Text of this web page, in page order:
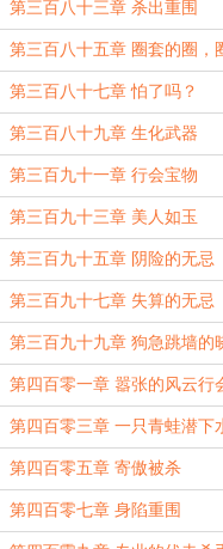
第三百八十三章 杀出重围
第三百八十五章 圈套的圈，
套
第三百八十七章 怕了吗？
第三百八十九章 生化武器
第三百九十一章 行会宝物
第三百九十三章 美人如玉
第三百九十五章 阴险的无忌
第三百九十七章 失算的无忌
第三百九十九章 狗急跳墙的
作室
第四百零一章 嚣张的风云行
第四百零三章 一只青蛙潜下
第四百零五章 寄傲被杀
第四百零七章 身陷重围